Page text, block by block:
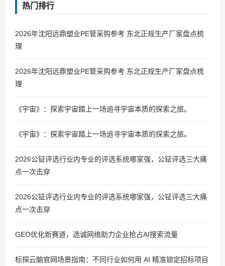
热门排行
2026年沈阳远鼎塑业PE管采购参考 东北正规生产厂家盘点梳
理
2026年沈阳远鼎塑业PE管采购参考 东北正规生产厂家盘点梳
理
《宇宙》：探索宇宙踏上一场追寻宇宙本质的探索之旅。
《宇宙》：探索宇宙踏上一场追寻宇宙本质的探索之旅。
2026公钲评选行业内专业的评选系统哪家强，公钲评选三大痛
点一次击穿
2026公钲评选行业内专业的评选系统哪家强，公钲评选三大痛
点一次击穿
GEO优化新赛道，选诚网络助力企业抢占AI搜索流量
标探云脑官网场景指南：不同行业如何用 AI 精准锁定招标项目